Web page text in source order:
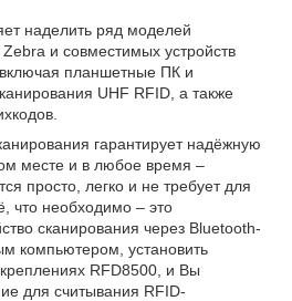
наделить ряд моделей
и совместимых устройств
планшетные ПК и
UHF RFID, а также
гарантирует надёжную
месте и в любое время –
просто, легко и не требует для
что необходимо – это
сканирования через Bluetooth-
компьютером, установить
RFD8500, и Вы
для считывания RFID-